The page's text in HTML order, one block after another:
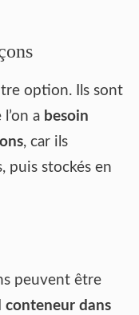
option. Ils sont
a besoin
, car ils
puis stockés en
peuvent être
conteneur dans